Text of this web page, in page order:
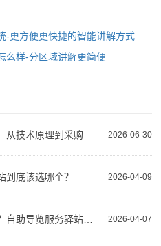
-更方便更快捷的智能讲解方式
么样-分区域讲解更简便
2026-06-30
2026-04-09
到底该选哪个？
2026-04-07